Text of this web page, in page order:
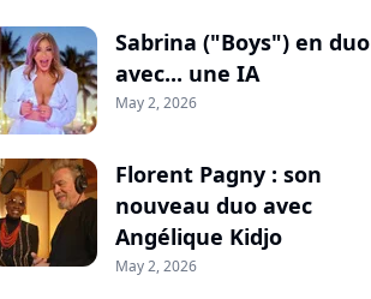
Sabrina ("Boys") en duo
avec... une IA
May 2, 2026
Florent Pagny : son
nouveau duo avec
Angélique Kidjo
May 2, 2026